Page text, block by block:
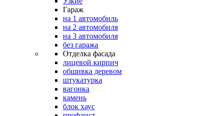
Гараж
на 1 автомобиль
на 2 автомобиля
на 3 автомобиля
без гаража
Отделка фасада
лицевой кирпич
обшивка деревом
штукатурка
вагонка
камень
блок хаус